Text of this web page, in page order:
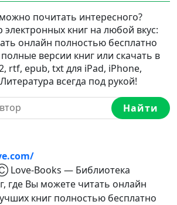
почитать интересного?
книг на любой вкус:
онлайн полностью бесплатно
версии книг или скачать в
rtf, epub, txt для iPad, iPhone,
всегда под рукой!
Найти
Books — Библиотека
где Вы можете читать онлайн
книг полностью бесплатно